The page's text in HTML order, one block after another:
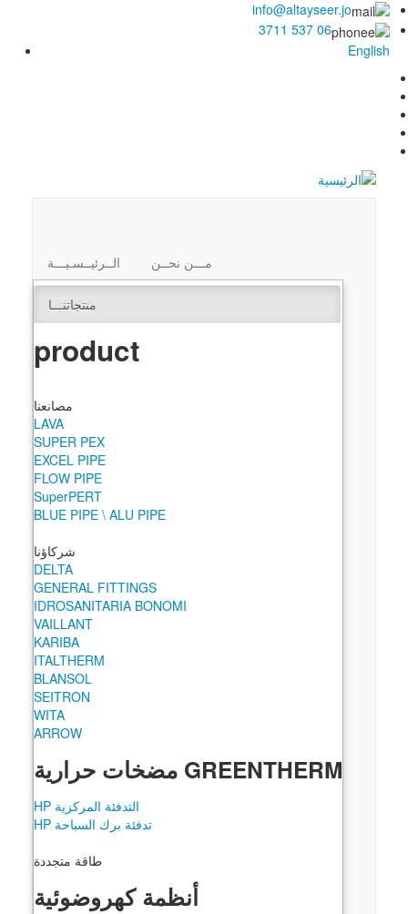
info@altayseer.jo
06 537 3711
English
الــرئيــسـيـــة مـــن نحــن
منتجاتنـــا
product
مصانعنا
LAVA
SUPER PEX
EXCEL PIPE
FLOW PIPE
SuperPERT
BLUE PIPE \ ALU PIPE
شركاؤنا
DELTA
GENERAL FITTINGS
IDROSANITARIA BONOMI
VAILLANT
KARIBA
ITALTHERM
BLANSOL
SEITRON
WITA
ARROW
GREENTHERM مضخات حرارية
التدفئة المركزية HP
تدفئة برك السباحة HP
طاقة متجددة
أنظمة كهروضوئية